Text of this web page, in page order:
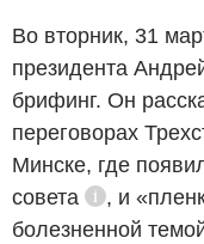
Во вторник, 31
президента
брифинг. Он
переговорах
Минске, где
совета
Справка
, и
болезненной